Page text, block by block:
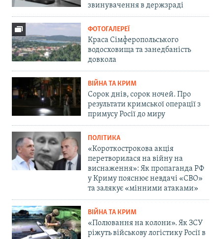
звинувачення в держзраді
ФОТОГАЛЕРЕЇ
Краса Сімферопольського
водосховища та занедбаність
довкола
ВІЙНА ТА КРИМ
Сорок днів, сорок ночей. Про
результати кримської операції з
примусу Росії до миру
ПОЛІТИКА
«Короткострокова акція
перетворилася на війну на
виснаження»: Як пропаганда РФ
у Криму пояснює невдачі «СВО»
та залякує «мінними атаками»
ВІЙНА ТА КРИМ
«Полювання на колони». Як ЗСУ
ріжуть військову логістику Росії в